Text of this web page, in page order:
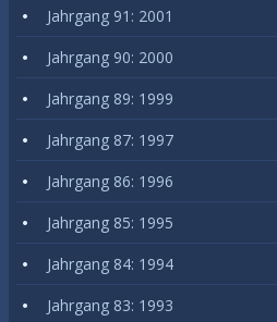
Jahrgang 91: 2001
Jahrgang 90: 2000
Jahrgang 89: 1999
Jahrgang 87: 1997
Jahrgang 86: 1996
Jahrgang 85: 1995
Jahrgang 84: 1994
Jahrgang 83: 1993